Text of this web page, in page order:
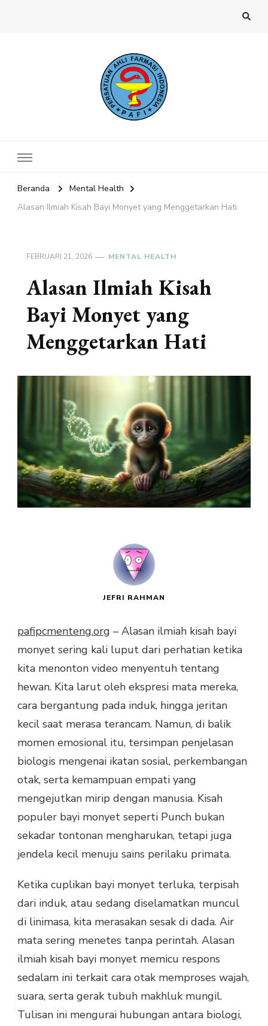
Beranda
Mental Health
Alasan Ilmiah Kisah Bayi Monyet yang Menggetarkan Hati
FEBRUARI 21, 2026 MENTAL HEALTH
Alasan Ilmiah Kisah
Bayi Monyet yang
Menggetarkan Hati
JEFRI RAHMAN
pafipcmenteng.org – Alasan ilmiah kisah bayi
monyet sering kali luput dari perhatian ketika
kita menonton video menyentuh tentang
hewan. Kita larut oleh ekspresi mata mereka,
cara bergantung pada induk, hingga jeritan
kecil saat merasa terancam. Namun, di balik
momen emosional itu, tersimpan penjelasan
biologis mengenai ikatan sosial, perkembangan
otak, serta kemampuan empati yang
mengejutkan mirip dengan manusia. Kisah
populer bayi monyet seperti Punch bukan
sekadar tontonan mengharukan, tetapi juga
jendela kecil menuju sains perilaku primata.
Ketika cuplikan bayi monyet terluka, terpisah
dari induk, atau sedang diselamatkan muncul
di linimasa, kita merasakan sesak di dada. Air
mata sering menetes tanpa perintah. Alasan
ilmiah kisah bayi monyet memicu respons
sedalam ini terkait cara otak memproses wajah,
suara, serta gerak tubuh makhluk mungil.
Tulisan ini mengurai hubungan antara biologi,